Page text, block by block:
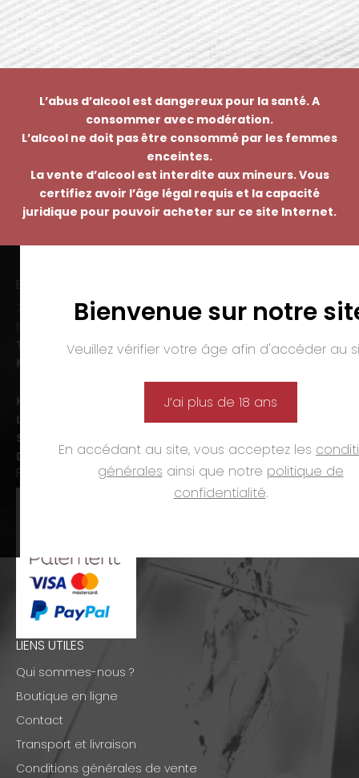
L’abus d’alcool est dangereux pour la santé. A
consommer avec modération.
L’alcool ne doit pas être consommé par les femmes
enceintes.
La vente d’alcool est interdite aux mineurs. Vous
certifiez avoir l’âge légal requis et la capacité
juridique pour pouvoir acheter sur ce site Internet.
Bienvenue sur notre
Veuillez vérifier votre âge afin d'accéder au
J’ai plus de 18 ans
En accédant au site, vous acceptez les
générales ainsi que notre politique de
confidentialité.
EMMANUEL NASTI
7 avenue Pierre Pflimlin – ZAC Espale
Tél. :
03 89 46 50 35
Mail :
Horaires d’ouverture :
Lun-ven. :
09h00-12h00 et 14h00-19h00
Sam. :
Dim. et jours fériés :fermé
PAIEMENTS
LIENS UTILES
Qui sommes-nous ?
Boutique en ligne
Contact
Transport et livraison
Conditions générales de vente